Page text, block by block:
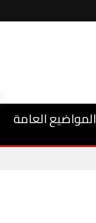
المواضيع العامة